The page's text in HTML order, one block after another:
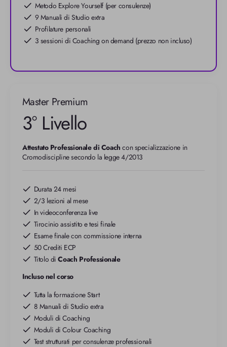
Metodo Explore Yourself (per consulenze)
9 Manuali di Studio extra
Profilature personali
3 sessioni di Coaching on demand (prezzo non incluso)
Master Premium
3° Livello
Attestato Professionale di Coach con specializzazione in
Cromodiscipline secondo la legge 4/2013
Durata 24 mesi
2/3 lezioni al mese
In videoconferenza live
Tirocinio assistito e tesi finale
Esame finale con commissione interna
50 Crediti ECP
Titolo diCoach Professionale
Incluso nel corso
Tutta la formazione Start
8 Manuali di Studio extra
Moduli di Coaching
Moduli di Colour Coaching
Test strutturati per consulenze professionali